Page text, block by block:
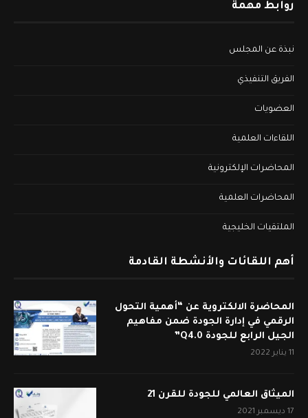
روابط مهمة
نبذة عن المجلس
الفريق التنفيذي
العضويات
اللقاءات العلمية
المحاضرات الإلكترونية
المحاضرات العلمية
الملتقيات الخليجية
أهم اللقائات والأنشطة القادمة
المحاضرة الالكتروية عن “أهمية التحول
الرقمي في إدارة الجودة ضمن مفاهيم
الجيل الرابع للجودة Q4.0”
11 يناير 2022
الميثاق العالمي للجودة للقرن 21
17 ديسمبر 2021